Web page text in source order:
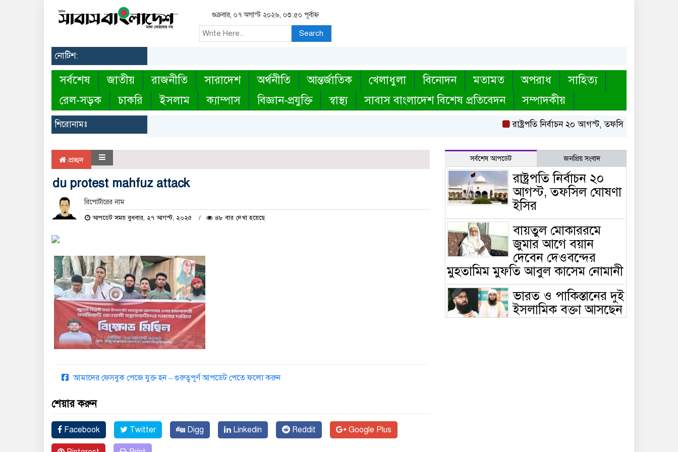
শুক্রবার, ০৭ অগাস্ট ২০২৬, ০৩:৫০ পূর্বাহ্ন
Search
নোটিশ:
সর্বশেষ জাতীয় রাজনীতি সারাদেশ অর্থনীতি আন্তর্জাতিক খেলাধুলা বিনোদন মতামত অপরাধ
সাহিত্য
রেল-সড়ক
চাকরি ইসলাম ক্যাম্পাস বিজ্ঞান-প্রযুক্তি স্বাস্থ্য সাবাস বাংলাদেশ বিশেষ প্রতিবেদন সম্পাদকীয়
শিরোনামঃ রাষ্ট্রপতি নির্বাচন ২০ আগস্ট, তফসিল ঘোষণা ইসির
প্রচ্ছদ
du protest mahfuz attack
রিপোর্টারের নাম
আপডেট সময় বুধবার, ২৭ আগস্ট, ২০২৫ ৪৮ বার দেখা হয়েছে
আমাদের ফেসবুক পেজে যুক্ত হন – গুরুত্বপূর্ণ আপডেট পেতে ফলো করুন
শেয়ার করুন
Facebook Twitter Digg Linkedin Reddit Google Plus
সর্বশেষ আপডেট জনপ্রিয় সংবাদ
রাষ্ট্রপতি নির্বাচন ২০
আগস্ট, তফসিল ঘোষণা
ইসির
বায়তুল মোকাররমে
জুমার আগে বয়ান
দেবেন দেওবন্দের
মুহতামিম মুফতি আবুল কাসেম নোমানী
ভারত ও পাকিস্তানের দুই
ইসলামিক বক্তা আসছেন
বাংলাদেশে, ঢাকা-